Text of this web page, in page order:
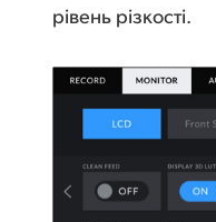
рівень різкості.